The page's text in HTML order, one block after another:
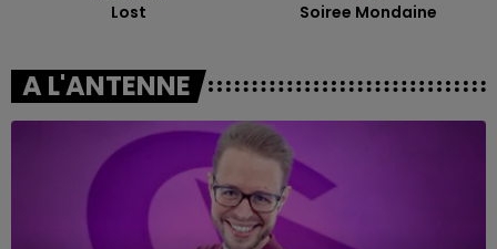
Lost Soiree Mondaine
A L'ANTENNE